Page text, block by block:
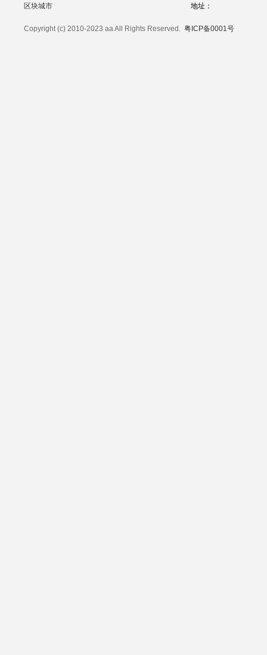
区块城市
地址：
Copyright (c) 2010-2023 aa All Rights Reserved. 粤ICP备0001号